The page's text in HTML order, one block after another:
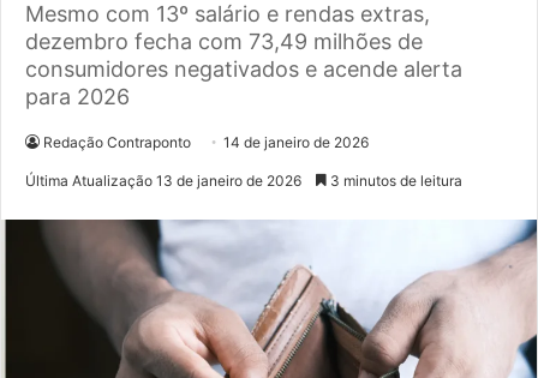
Mesmo com 13º salário e rendas extras,
dezembro fecha com 73,49 milhões de
consumidores negativados e acende alerta
para 2026
Redação Contraponto 14 de janeiro de 2026
Última Atualização 13 de janeiro de 2026 3 minutos de leitura